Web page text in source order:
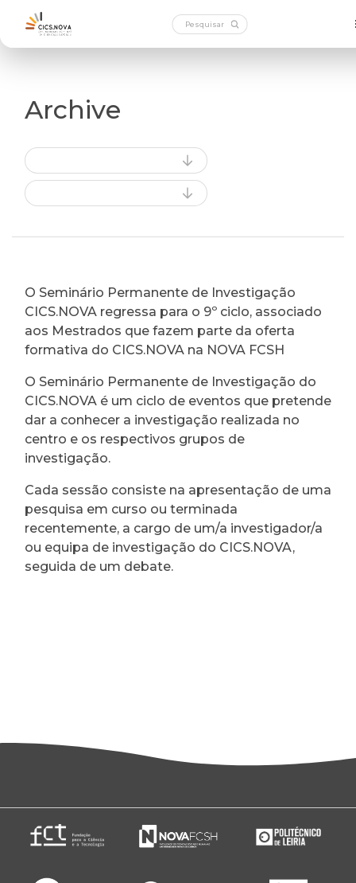
Archive
O Seminário Permanente de Investigação
CICS.NOVA regressa para o 9º ciclo, associado
aos Mestrados que fazem parte da oferta
formativa do CICS.NOVA na NOVA FCSH
O Seminário Permanente de Investigação do
CICS.NOVA é um ciclo de eventos que pretende
dar a conhecer a investigação realizada no
centro e os respectivos grupos de
investigação.
Cada sessão consiste na apresentação de uma
pesquisa em curso ou terminada
recentemente, a cargo de um/a investigador/a
ou equipa de investigação do CICS.NOVA,
seguida de um debate.